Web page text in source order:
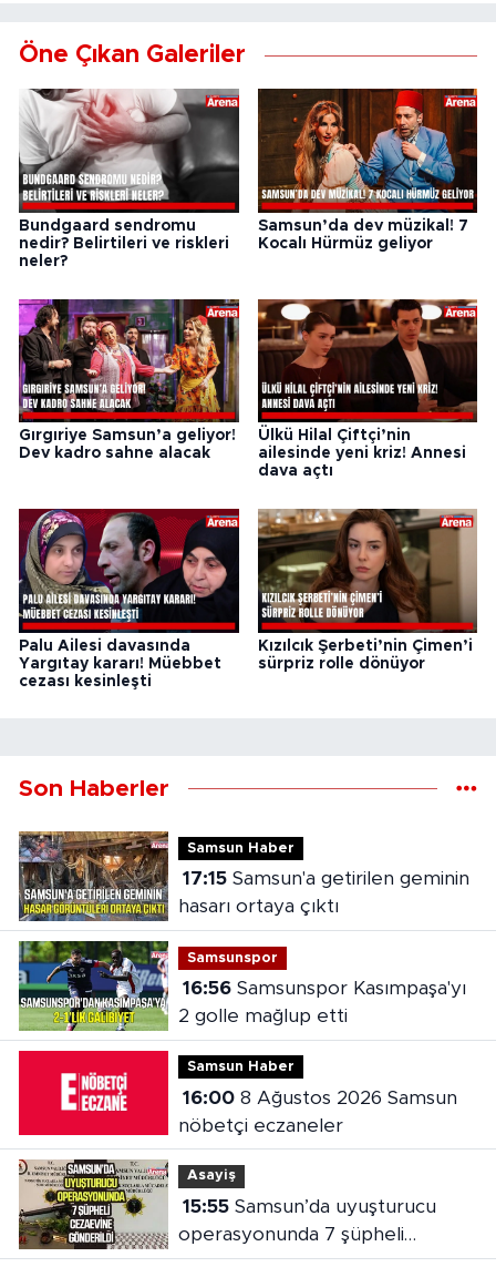
Öne Çıkan Galeriler
Bundgaard sendromu
nedir? Belirtileri ve riskleri
neler?
Samsun’da dev müzikal! 7
Kocalı Hürmüz geliyor
Gırgıriye Samsun’a geliyor!
Dev kadro sahne alacak
Ülkü Hilal Çiftçi’nin
ailesinde yeni kriz! Annesi
dava açtı
Palu Ailesi davasında
Yargıtay kararı! Müebbet
cezası kesinleşti
Kızılcık Şerbeti’nin Çimen’i
sürpriz rolle dönüyor
Son Haberler
Samsun Haber
17:15Samsun'a getirilen geminin
hasarı ortaya çıktı
Samsunspor
16:56Samsunspor Kasımpaşa'yı
2 golle mağlup etti
Samsun Haber
16:008 Ağustos 2026 Samsun
nöbetçi eczaneler
Asayiş
15:55Samsun’da uyuşturucu
operasyonunda 7 şüpheli
cezaevine gönderildi